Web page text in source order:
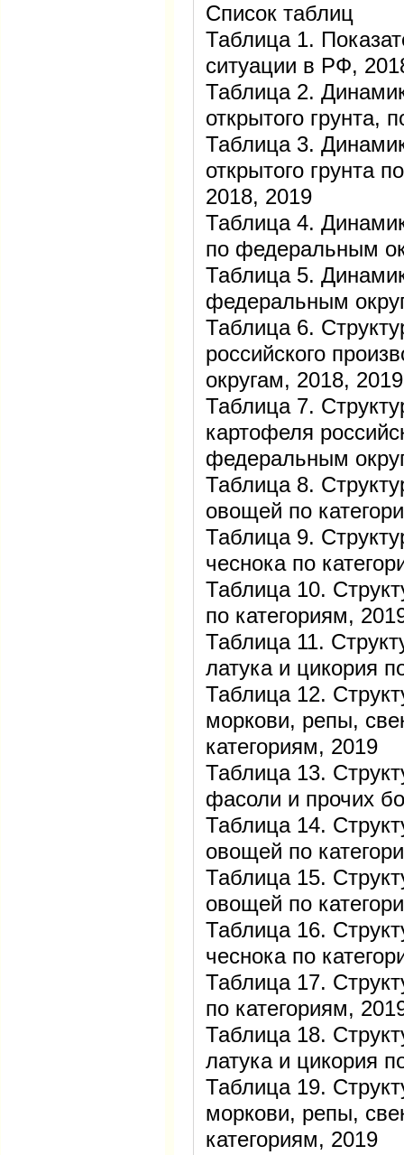
Список таблиц
Таблица 1.
ситуации в РФ,
Таблица 2.
открытого
Таблица 3.
открытого грунта
2018, 2019
Таблица 4.
по федеральным
Таблица 5.
федеральным
Таблица 6.
российского
округам, 2018, 2019
Таблица 7.
картофеля
федеральным
Таблица 8.
овощей по
Таблица 9.
чеснока по
Таблица 10.
по категориям,
Таблица 11.
латука и цикория
Таблица 12.
моркови, репы,
категориям, 2019
Таблица 13.
фасоли и прочих
Таблица 14.
овощей по
Таблица 15.
овощей по
Таблица 16.
чеснока по
Таблица 17.
по категориям,
Таблица 18.
латука и цикория
Таблица 19.
моркови, репы,
категориям, 2019